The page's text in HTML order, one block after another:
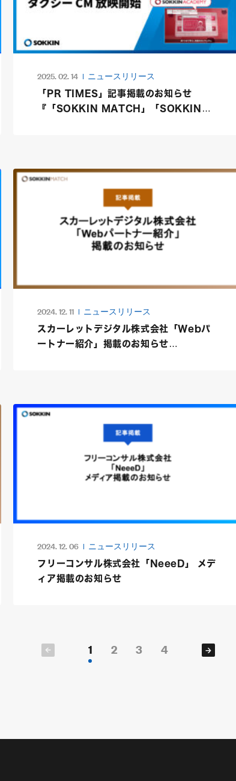
2025. 02. 14 ニュースリリース
「PR TIMES」記事掲載のお知らせ
『「SOKKIN MATCH」「SOKKIN
2024. 12. 11 ニュースリリース
スカーレットデジタル株式会社「Webパ
ートナー紹介」掲載のお知らせ
2024. 12. 06 ニュースリリース
フリーコンサル株式会社「NeeeD」 メデ
ィア掲載のお知らせ
1 2 3 4